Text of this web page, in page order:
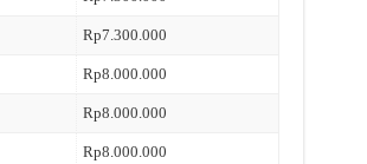
Rp7.300.000
Rp8.000.000
Rp8.000.000
Rp8.000.000